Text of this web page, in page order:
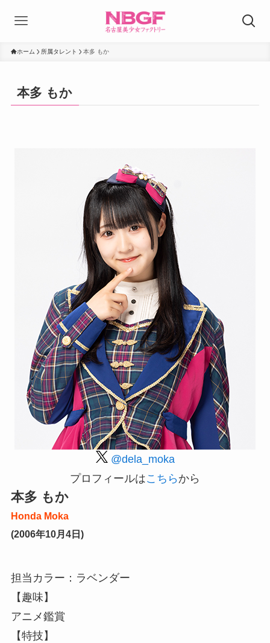
ホーム 所属タレント 本多 もか
本多 もか
@dela_moka
プロフィールはこちら から
本多 もか
Honda Moka
(2006年10月4日)
担当カラー：ラベンダー
【趣味】
アニメ鑑賞
【特技】